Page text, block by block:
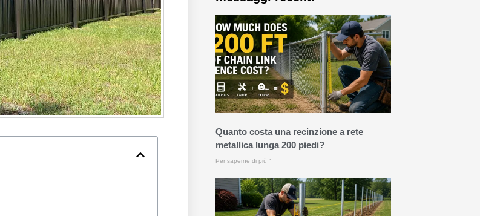
Quanto costa una recinzione a rete
metallica lunga 200 piedi?
Per saperne di più "